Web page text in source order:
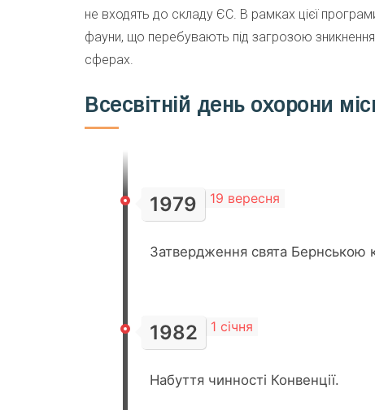
не входять до складу ЄС. В рамках цієї
фауни, що перебувають під загрозою зникнення
сферах.
Всесвітній день охорони
1979 19 вересня
Затвердження свята Бернською
1982 1 січня
Набуття чинності Конвенції.